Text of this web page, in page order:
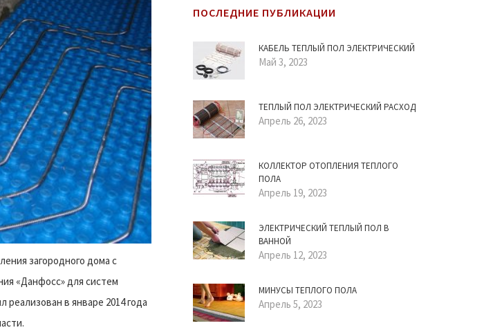
загородного дома с
«Данфосс» для систем
в январе 2014 года
ПОСЛЕДНИЕ ПУБЛИКАЦИИ
КАБЕЛЬ ТЕПЛЫЙ ПОЛ ЭЛЕКТРИЧЕСКИЙ
Май 3, 2023
ТЕПЛЫЙ ПОЛ ЭЛЕКТРИЧЕСКИЙ РАСХОД
Апрель 26, 2023
КОЛЛЕКТОР ОТОПЛЕНИЯ ТЕПЛОГО
ПОЛА
Апрель 19, 2023
ЭЛЕКТРИЧЕСКИЙ ТЕПЛЫЙ ПОЛ В
ВАННОЙ
Апрель 12, 2023
МИНУСЫ ТЕПЛОГО ПОЛА
Апрель 5, 2023